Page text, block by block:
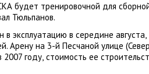
будет тренировочной для
Тюльпанов.
эксплуатацию в середине августа,
Арену на 3-й Песчаной улице (
2007 году, стоимость ее